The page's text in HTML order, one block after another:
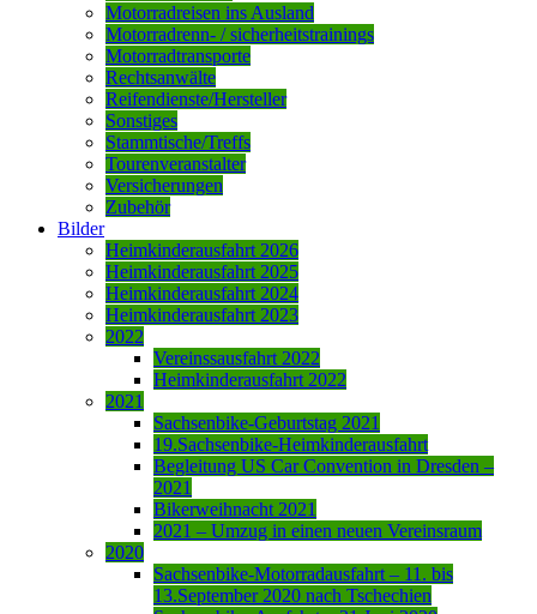
Motorradreisen ins Ausland
Motorradrenn- / sicherheitstrainings
Motorradtransporte
Rechtsanwälte
Reifendienste/Hersteller
Sonstiges
Stammtische/Treffs
Tourenveranstalter
Versicherungen
Zubehör
Bilder
Heimkinderausfahrt 2026
Heimkinderausfahrt 2025
Heimkinderausfahrt 2024
Heimkinderausfahrt 2023
2022
Vereinssausfahrt 2022
Heimkinderausfahrt 2022
2021
Sachsenbike-Geburtstag 2021
19.Sachsenbike-Heimkinderausfahrt
Begleitung US Car Convention in Dresden –
2021
Bikerweihnacht 2021
2021 – Umzug in einen neuen Vereinsraum
2020
Sachsenbike-Motorradausfahrt – 11. bis
13.September 2020 nach Tschechien